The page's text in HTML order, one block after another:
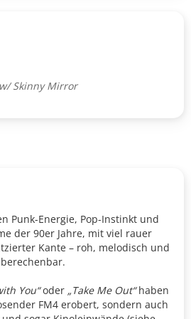
Skinny Mirror
Punk-Energie, Pop-Instinkt und
der 90er Jahre, mit viel rauer
Kante – roh, melodisch und
You“oder „Take Me Out“haben
FM4 erobert, sondern auch